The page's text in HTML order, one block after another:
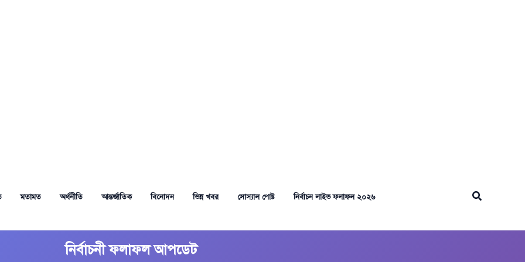
মতামত অর্থনীতি আন্তর্জাতিক বিনোদন ভিন্ন খবর সোস্যাল পোষ্ট নির্বাচন লাইভ ফলাফল ২০২৬ Search
নির্বাচনী ফলাফল আপডেট